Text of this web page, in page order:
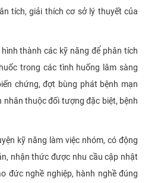
tích, giải thích cơ sở lý thuyết của
thành các kỹ năng để phân tích
trong các tình huống lâm sàng
chứng, đợt bùng phát bệnh mạn
nhân thuộc đối tượng đặc biệt, bệnh
kỹ năng làm việc nhóm, có động
nhận thức được nhu cầu cập nhật
đức nghề nghiệp, hành nghề đúng